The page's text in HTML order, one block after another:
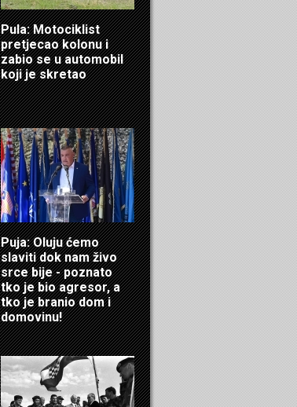
Pula: Motociklist
pretjecao kolonu i
zabio se u automobil
koji je skretao
Puja: Oluju ćemo
slaviti dok nam živo
srce bije - poznato
tko je bio agresor, a
tko je branio dom i
domovinu!